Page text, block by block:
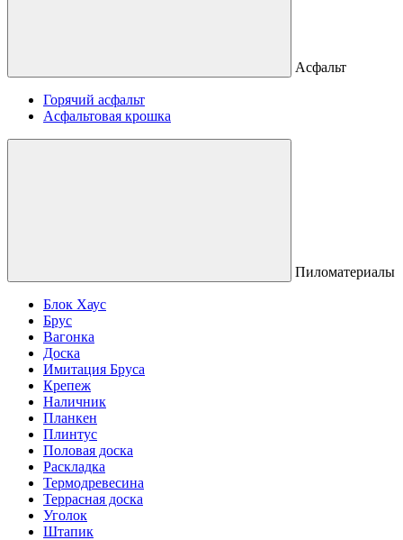
Асфальт
Горячий асфальт
Асфальтовая крошка
Пиломатериалы
Блок Хаус
Брус
Вагонка
Доска
Имитация Бруса
Крепеж
Наличник
Планкен
Плинтус
Половая доска
Раскладка
Термодревесина
Террасная доска
Уголок
Штапик